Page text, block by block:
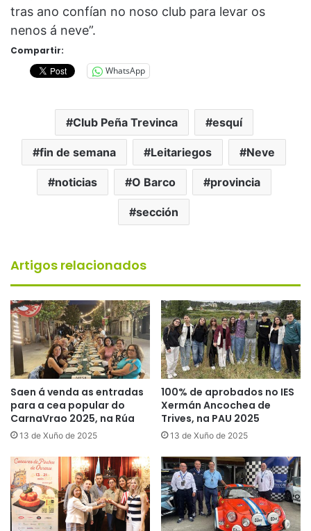
tras ano confían no noso club para levar os
nenos á neve”.
Compartir:
WhatsApp
Club Peña Trevinca esquí
fin de semana Leitariegos Neve
noticias O Barco provincia
sección
Artigos relacionados
Saen á venda as entradas
para a cea popular do
CarnaVrao 2025, na Rúa
13 de Xuño de 2025
100% de aprobados no IES
Xermán Ancochea de
Trives, na PAU 2025
13 de Xuño de 2025